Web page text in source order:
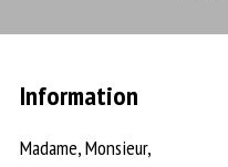
Information
Madame, Monsieur,